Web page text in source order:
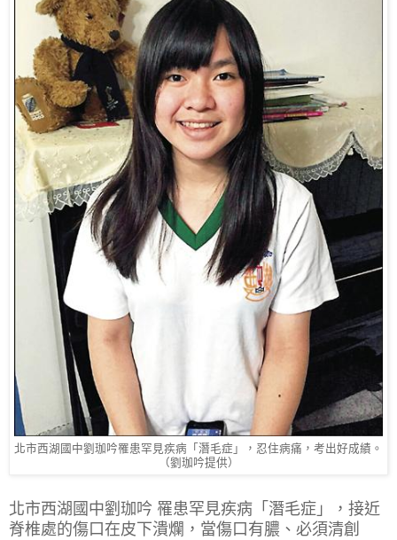
北市西湖國中劉珈吟罹患罕見疾病「潛毛症」，忍住病痛，考出好成績。
（劉珈吟提供）
北市西湖國中劉珈吟 罹患罕見疾病「潛毛症」，接近
脊椎處的傷口在皮下潰爛，當傷口有膿、必須清創